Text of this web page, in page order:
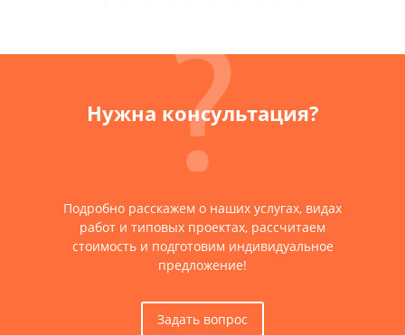
Нужна консультация?
Подробно расскажем о наших услугах, видах
работ и типовых проектах, рассчитаем
стоимость и подготовим индивидуальное
предложение!
Задать вопрос